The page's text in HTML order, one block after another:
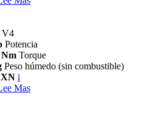
V4
Potencia
Nm Torque
Peso húmedo (sin combustible)
i
Mas